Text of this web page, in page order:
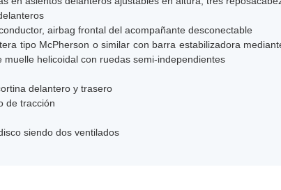
airbag frontal del acompañante desconectable
tipo McPherson o similar con barra estabilizadora
muelle helicoidal con ruedas semi-independientes
delantero y trasero
de tracción
siendo dos ventilados